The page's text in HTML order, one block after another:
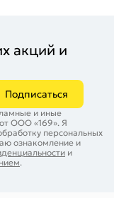
акций и
Подписаться
и иные
ООО «169». Я
персональных
ознакомление и
и
.